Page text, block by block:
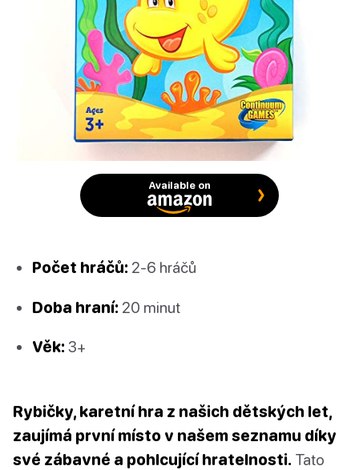
Available on
Počet hráčů: 2-6 hráčů
Doba hraní: 20 minut
Věk: 3+
Rybičky, karetní hra z našich dětských let,
zaujímá první místo v našem seznamu díky
své zábavné a pohlcující hratelnosti. Tato